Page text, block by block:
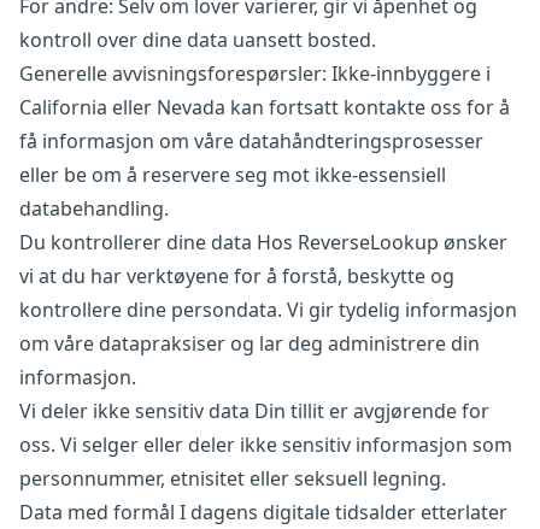
For andre: Selv om lover varierer, gir vi åpenhet og
kontroll over dine data uansett bosted.
Generelle avvisningsforespørsler: Ikke‑innbyggere i
California eller Nevada kan fortsatt kontakte oss for å
få informasjon om våre datahåndteringsprosesser
eller be om å reservere seg mot ikke‑essensiell
databehandling.
Du kontrollerer dine data Hos ReverseLookup ønsker
vi at du har verktøyene for å forstå, beskytte og
kontrollere dine persondata. Vi gir tydelig informasjon
om våre datapraksiser og lar deg administrere din
informasjon.
Vi deler ikke sensitiv data Din tillit er avgjørende for
oss. Vi selger eller deler ikke sensitiv informasjon som
personnummer, etnisitet eller seksuell legning.
Data med formål I dagens digitale tidsalder etterlater